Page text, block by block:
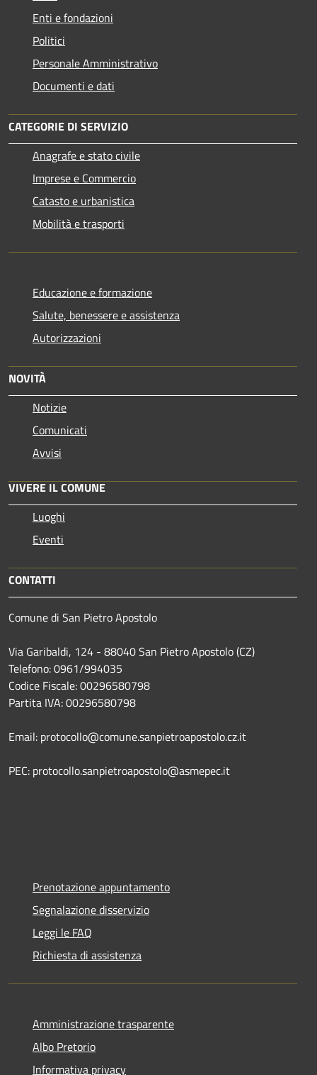
Enti e fondazioni
Politici
Personale Amministrativo
Documenti e dati
CATEGORIE DI SERVIZIO
Anagrafe e stato civile
Imprese e Commercio
Catasto e urbanistica
Mobilità e trasporti
Educazione e formazione
Salute, benessere e assistenza
Autorizzazioni
NOVITÀ
Notizie
Comunicati
Avvisi
VIVERE IL COMUNE
Luoghi
Eventi
CONTATTI
Comune di San Pietro Apostolo
Via Garibaldi, 124 - 88040 San Pietro Apostolo (CZ)
Telefono: 0961/994035
Codice Fiscale: 00296580798
Partita IVA: 00296580798
Email: protocollo@comune.sanpietroapostolo.cz.it
PEC: protocollo.sanpietroapostolo@asmepec.it
Prenotazione appuntamento
Segnalazione disservizio
Leggi le FAQ
Richiesta di assistenza
Amministrazione trasparente
Albo Pretorio
Informativa privacy